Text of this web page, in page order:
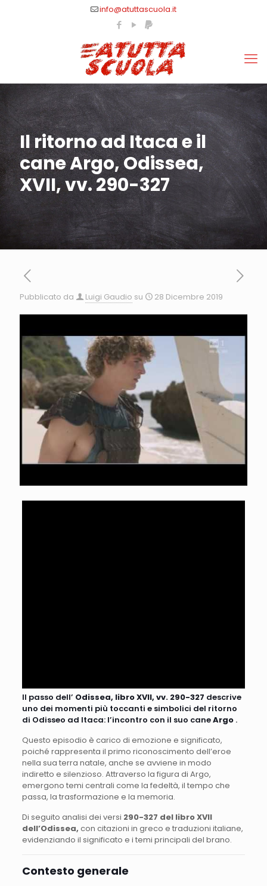
info@atuttascuola.it
Il ritorno ad Itaca e il
cane Argo, Odissea,
XVII, vv. 290-327
Pubblicato da Luigi Gaudio su 28 Dicembre 2019
Il passo dell’ Odissea, libro XVII, vv. 290-327 descrive
uno dei momenti più toccanti e simbolici del ritorno
di Odisseo ad Itaca: l’incontro con il suo caneArgo .
Questo episodio è carico di emozione e significato,
poiché rappresenta il primo riconoscimento dell’eroe
nella sua terra natale, anche se avviene in modo
indiretto e silenzioso. Attraverso la figura di Argo,
emergono temi centrali come la fedeltà, il tempo che
passa, la trasformazione e la memoria.
Di seguito analisi dei versi 290-327 del libro XVII
dell’Odissea, con citazioni in greco e traduzioni italiane,
evidenziando il significato e i temi principali del brano.
Contesto generale